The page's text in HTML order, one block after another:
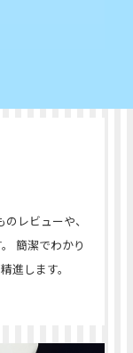
レビューや、
簡潔でわかり
進します。